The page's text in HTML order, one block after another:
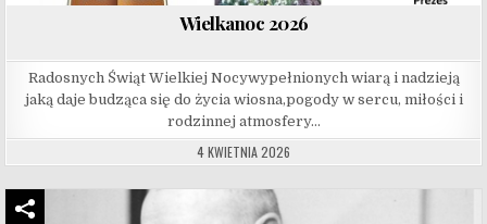
Wielkanoc 2026
Radosnych Świąt Wielkiej Nocywypełnionych wiarą i nadzieją
jaką daje budząca się do życia wiosna,pogody w sercu, miłości i
rodzinnej atmosfery…
4 KWIETNIA 2026